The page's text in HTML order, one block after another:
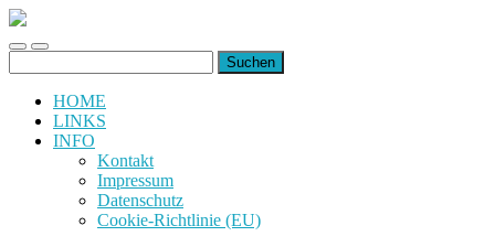
uiuiuiuiuiuiui.de
Toggle
mobile
Toggle
search
nach:
HOME
LINKS
INFO
Kontakt
Impressum
Datenschutz
Cookie-Richtlinie (EU)